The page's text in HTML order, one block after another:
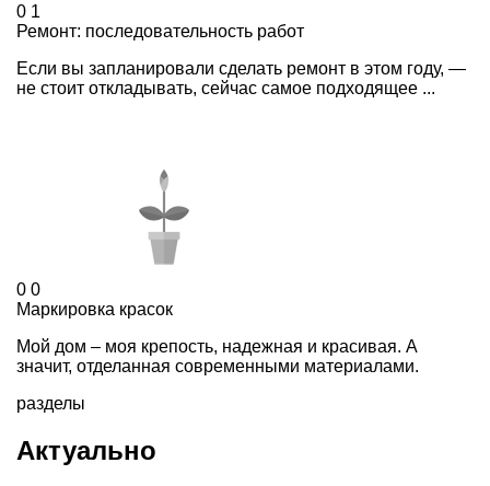
0 1
Ремонт: последовательность работ
Если вы запланировали сделать ремонт в этом году, —
не стоит откладывать, сейчас самое подходящее ...
0 0
Маркировка красок
Мой дом – моя крепость, надежная и красивая. А
значит, отделанная современными материалами.
разделы
Актуально